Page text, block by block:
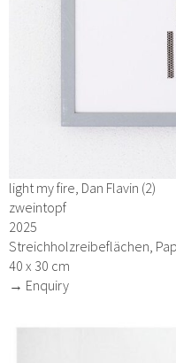
light my fire, Dan Flavin (2)
zweintopf
2025
Streichholzreibeflächen,
40 x 30 cm
→ Enquiry